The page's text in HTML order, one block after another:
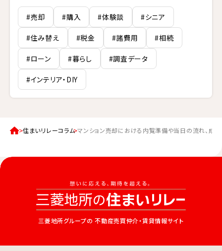
#売却 #購入 #体験談 #シニア
#住み替え #税金 #諸費用 #相続
#ローン #暮らし #調査データ
#インテリア・DIY
住まいリレーコラム マンション売却における内覧準備や当日の流れ、成
三菱地所グループの 不動産売買仲介・賃貸情報サイト